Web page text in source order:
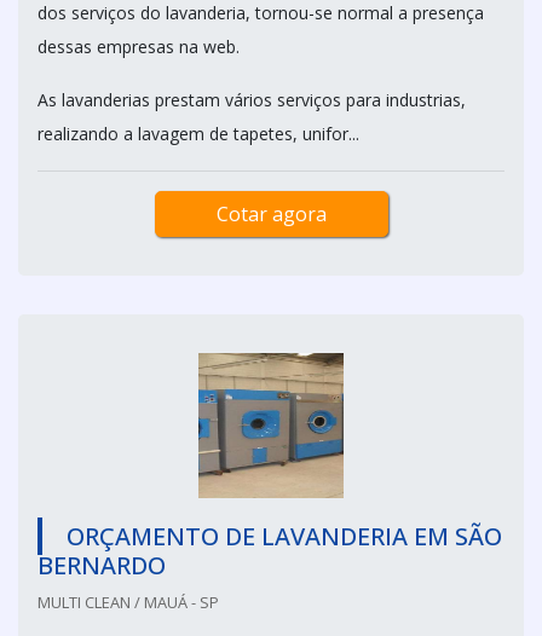
dos serviços do lavanderia, tornou-se normal a presença
dessas empresas na web.
As lavanderias prestam vários serviços para industrias,
realizando a lavagem de tapetes, unifor...
Cotar agora
ORÇAMENTO DE LAVANDERIA EM SÃO
BERNARDO
MULTI CLEAN / MAUÁ - SP